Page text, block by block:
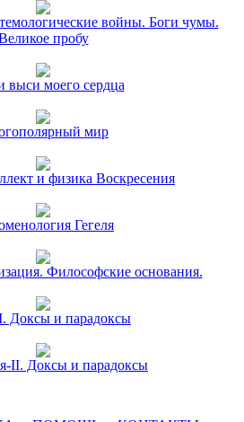
войны. Боги чумы.
пробу
выси моего сердца
мир
и физика Воскресения
Гегеля
Философские основания.
Доксы и парадоксы
II. Доксы и парадоксы